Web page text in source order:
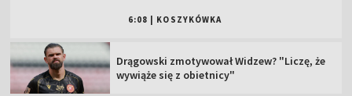
6:08 KOSZYKÓWKA
Drągowski zmotywował Widzew? "Liczę, że
wywiąże się z obietnicy"